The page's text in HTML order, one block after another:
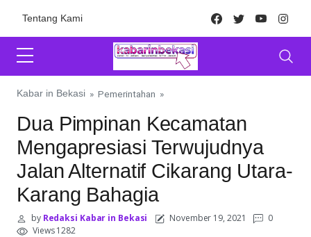
Tentang Kami Facebook
TwitterYoutube
Kabar in Bekasi » Pemerintahan »
Dua Pimpinan Kecamatan
Mengapresiasi Terwujudnya
Jalan Alternatif Cikarang Utara-
Karang Bahagia
byRedaksi Kabar in Bekasi November 19, 2021
0
Views 1282